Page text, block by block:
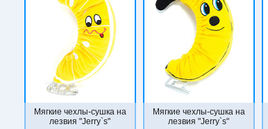
Мягкие чехлы-сушка на
лезвия "Jerry`s"
Мягкие чехлы-сушка на
лезвия "Jerry`s"